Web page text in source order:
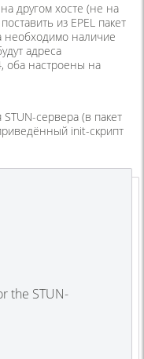
другом хосте (не на
из EPEL пакет
необходимо наличие
адреса
оба настроены на
сервера (в пакет
init-скрипт
the STUN-